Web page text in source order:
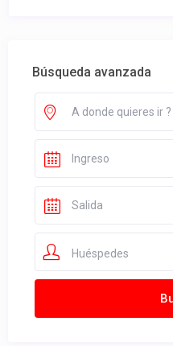
Búsqueda avanzada
Huéspedes